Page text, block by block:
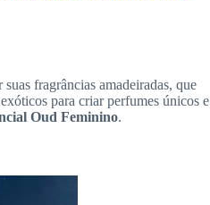
fragrâncias amadeiradas, que
para criar perfumes únicos e
Oud Feminino.